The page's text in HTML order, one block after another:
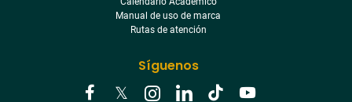
Síguenos
Manual de uso de marca
Rutas de atención